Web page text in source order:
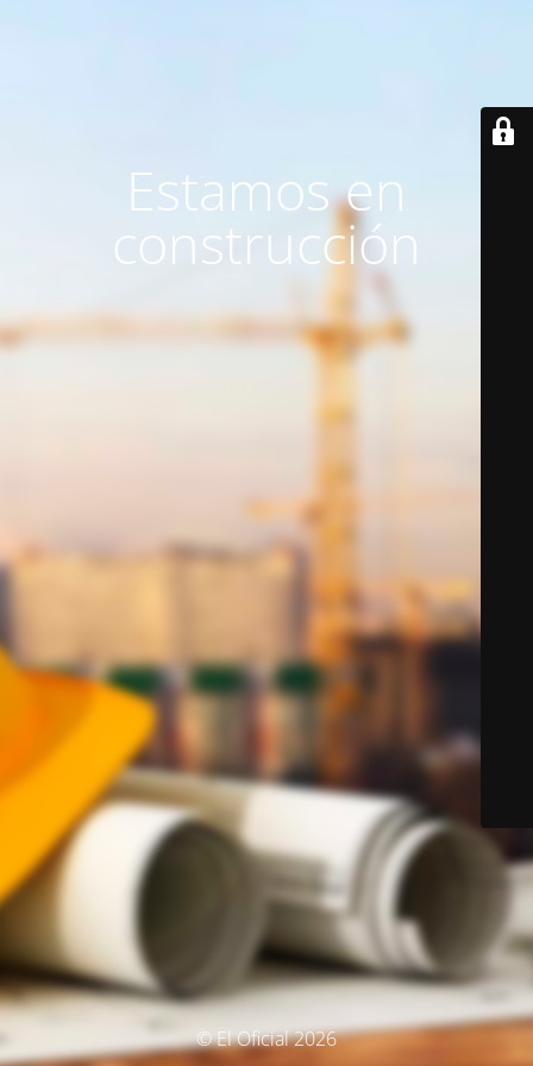
Estamos en
construcción
© El Oficial 2026